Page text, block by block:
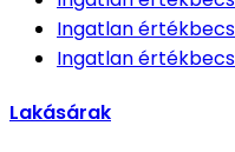
Ingatlan
Ingatlan
Lakásárak